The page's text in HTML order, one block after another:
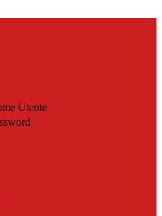
Utente